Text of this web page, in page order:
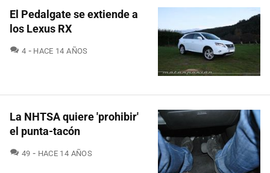
El Pedalgate se extiende a
los Lexus RX
4 COMENTARIOS
HACE 14 AÑOS
La NHTSA quiere 'prohibir'
el punta-tacón
49 COMENTARIOS
HACE 14 AÑOS